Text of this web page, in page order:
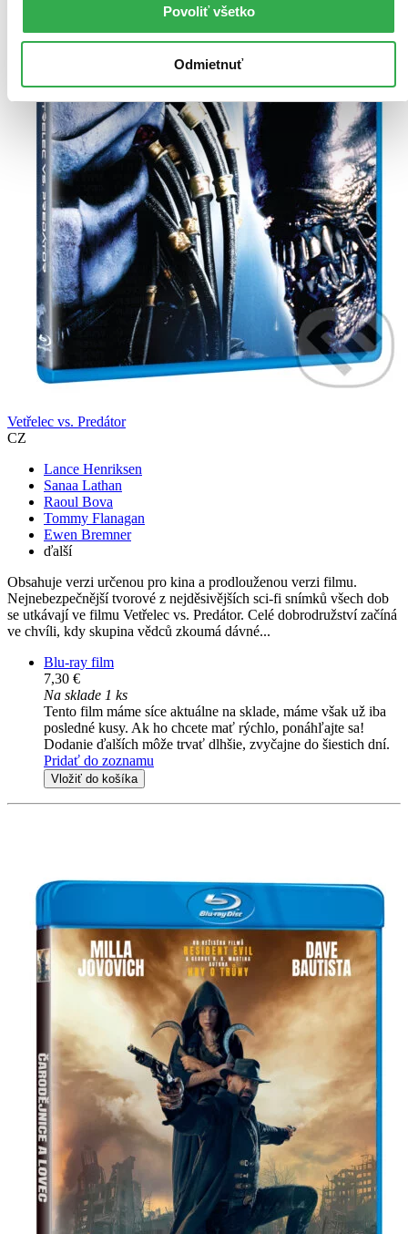
Povoliť všetko
Odmietnuť
Vetřelec vs. Predátor
CZ
Lance Henriksen
Sanaa Lathan
Raoul Bova
Tommy Flanagan
Ewen Bremner
ďalší
Obsahuje verzi určenou pro kina a prodlouženou verzi filmu.
Nejnebezpečnější tvorové z nejděsivějších sci-fi snímků všech dob
se utkávají ve filmu Vetřelec vs. Predátor. Celé dobrodružství začíná
ve chvíli, kdy skupina vědců zkoumá dávné...
Blu-ray film
7,30 €
Na sklade 1 ks
Tento film máme síce aktuálne na sklade, máme však už iba
posledné kusy. Ak ho chcete mať rýchlo, ponáhľajte sa!
Dodanie ďalších môže trvať dlhšie, zvyčajne do šiestich dní.
Pridať do zoznamu
Vložiť do košíka